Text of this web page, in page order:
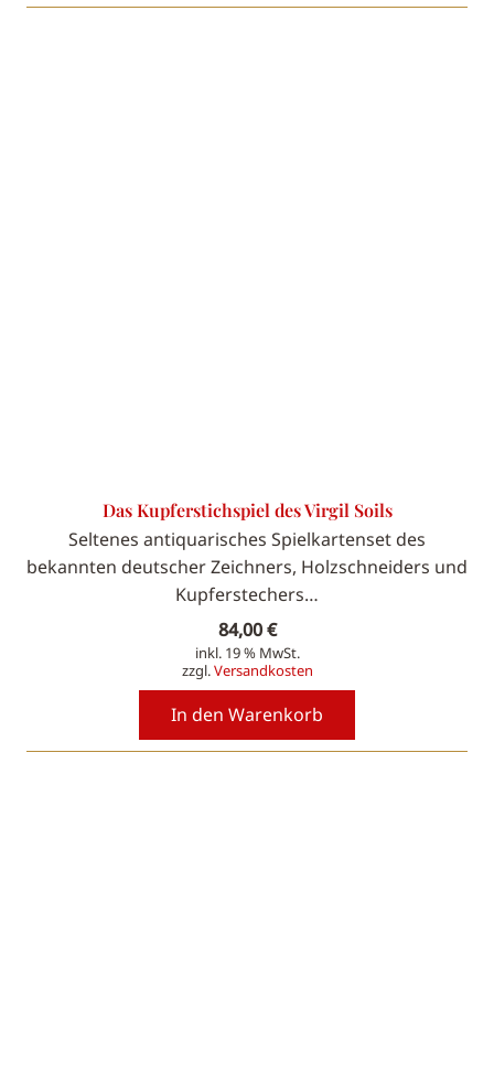
Das Kupferstichspiel des Virgil Soils
Seltenes antiquarisches Spielkartenset des
bekannten deutscher Zeichners, Holzschneiders und
Kupferstechers…
84,00€
inkl. 19 % MwSt.
zzgl.Versandkosten
In den Warenkorb